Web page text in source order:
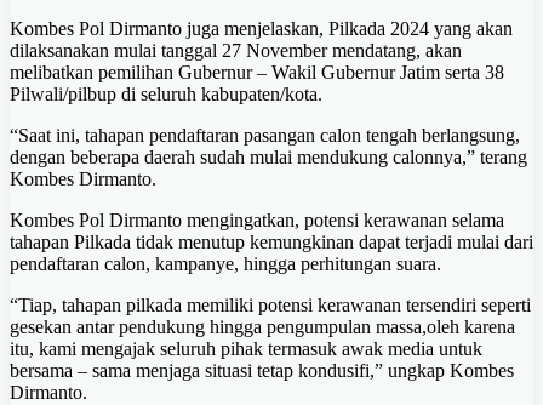
Kombes Pol Dirmanto juga menjelaskan, Pilkada 2024 yang akan
dilaksanakan mulai tanggal 27 November mendatang, akan
melibatkan pemilihan Gubernur – Wakil Gubernur Jatim serta 38
Pilwali/pilbup di seluruh kabupaten/kota.
“Saat ini, tahapan pendaftaran pasangan calon tengah berlangsung,
dengan beberapa daerah sudah mulai mendukung calonnya,” terang
Kombes Dirmanto.
Kombes Pol Dirmanto mengingatkan, potensi kerawanan selama
tahapan Pilkada tidak menutup kemungkinan dapat terjadi mulai dari
pendaftaran calon, kampanye, hingga perhitungan suara.
“Tiap, tahapan pilkada memiliki potensi kerawanan tersendiri seperti
gesekan antar pendukung hingga pengumpulan massa,oleh karena
itu, kami mengajak seluruh pihak termasuk awak media untuk
bersama – sama menjaga situasi tetap kondusifi,” ungkap Kombes
Dirmanto.